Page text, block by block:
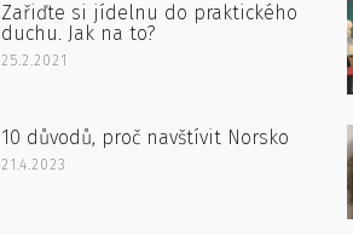
Zařiďte si jídelnu do praktického
duchu. Jak na to?
25.2.2021
10 důvodů, proč navštívit Norsko
21.4.2023